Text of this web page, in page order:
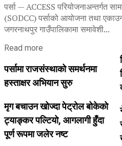
पर्सा — ACCESS परियोजनाअन्तर्गत
(SODCC) पर्साको आयोजना तथा
जगरनाथपुर गाउँपालिकामा समावेशी...
Read more
पर्सामा राजसंस्थाको समर्थनमा
हस्ताक्षर अभियान सुरु
मृग बचाउन खोज्दा पेट्रोल बोकेको
ट्याङ्कर पल्टियो, आगलागी हुँदा
पूर्ण रूपमा जलेर नष्ट